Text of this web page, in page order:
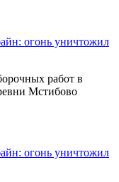
огонь уничтожил
работ в
Мстибово
огонь уничтожил